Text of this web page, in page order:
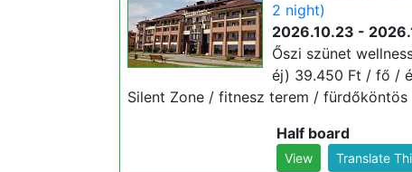
2 night)
2026.10.23 -
Őszi szünet
éj) 39.450 Ft / fő /
Silent Zone / fitnesz terem / fürdőköntös
Half board
View Translate